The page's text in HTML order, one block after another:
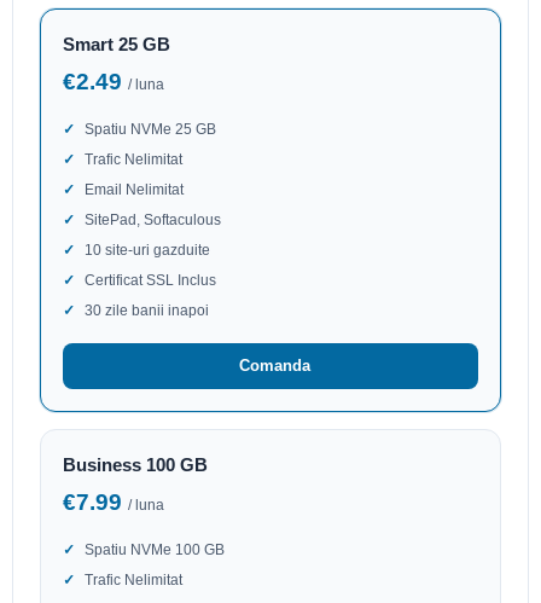
Smart 25 GB
€2.49 / luna
Spatiu NVMe 25 GB
Trafic Nelimitat
Email Nelimitat
SitePad, Softaculous
10 site-uri gazduite
Certificat SSL Inclus
30 zile banii inapoi
Comanda
Business 100 GB
€7.99 / luna
Spatiu NVMe 100 GB
Trafic Nelimitat